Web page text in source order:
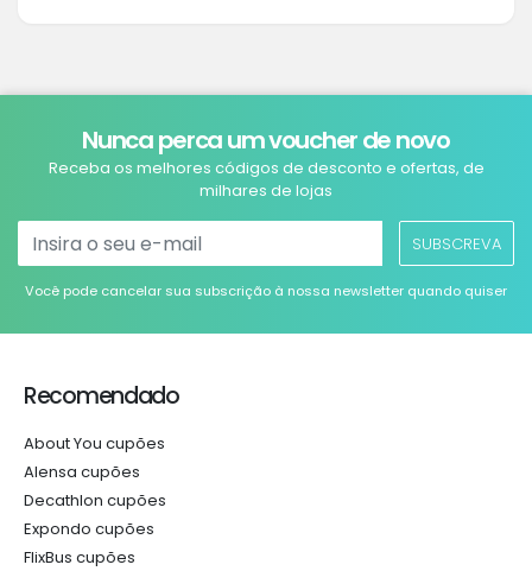
Nunca perca um voucher de novo
Receba os melhores códigos de desconto e ofertas, de
milhares de lojas
SUBSCREVA
Você pode cancelar sua subscrição à nossa newsletter quando quiser
Recomendado
About You cupões
Alensa cupões
Decathlon cupões
Expondo cupões
FlixBus cupões